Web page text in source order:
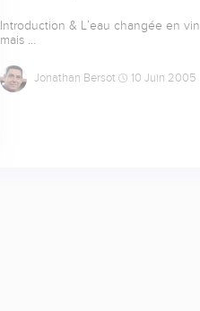
Introduction & L’eau changée en
mais …
Jonathan Bersot 10 Juin 2005